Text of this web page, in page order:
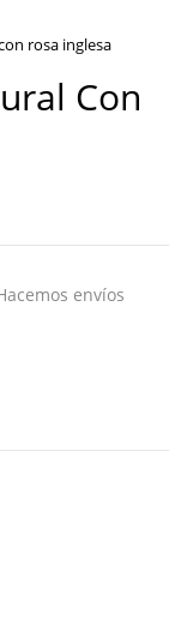
rosa inglesa
Con
envíos